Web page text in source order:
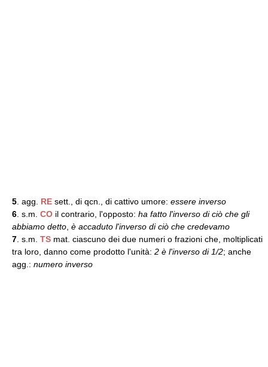
5 . agg. RE sett., di qcn., di cattivo umore: essere inverso
6 . s.m. CO il contrario, l'opposto: ha fatto l'inverso di ciò che gli
abbiamo detto è accaduto l'inverso di ciò che credevamo
7 . s.m. TS mat. ciascuno dei due numeri o frazioni che, moltiplicati
tra loro, danno come prodotto l'unità: 2 è l'inverso di 1/2; anche
agg.: numero inverso